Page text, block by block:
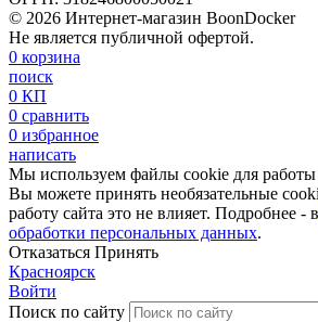
© 2026 Интернет-магазин BoonDocker
Не является публичной офертой.
0 корзина
поиск
0 КП
0 сравнить
0 избранное
написать
Мы используем файлы cookie для работы
Вы можете принять необязательные
работу сайта это не влияет. Подробнее - в
обработки персональных данных.
Отказаться Принять
Красноярск
Войти
Поиск по сайту